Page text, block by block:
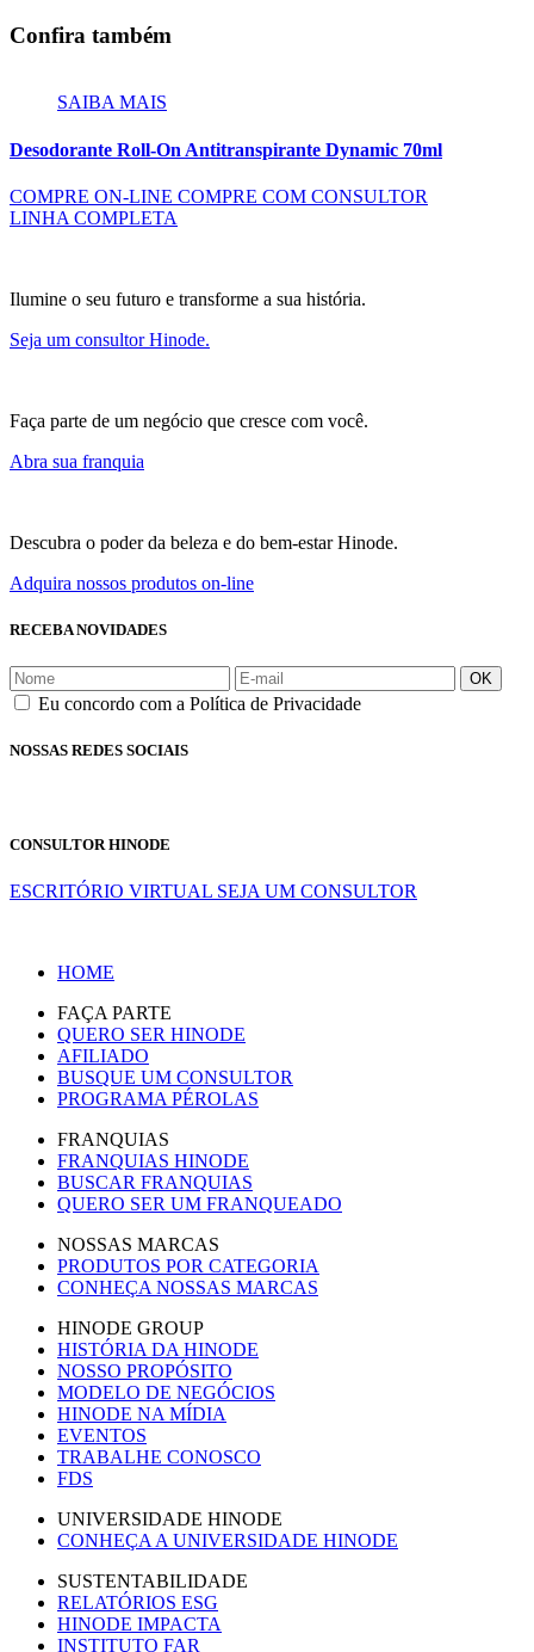
Confira também
SAIBA MAIS
Desodorante Roll-On Antitranspirante Dynamic 70ml
COMPRE ON-LINE COMPRE COM CONSULTOR
LINHA COMPLETA
Ilumine o seu futuro e transforme a sua história.
Seja um consultor Hinode.
Faça parte de um negócio que cresce com você.
Abra sua franquia
Descubra o poder da beleza e do bem-estar Hinode.
Adquira nossos produtos on-line
RECEBA NOVIDADES
OK
Eu concordo com a Política de Privacidade
NOSSAS REDES SOCIAIS
CONSULTOR HINODE
ESCRITÓRIO VIRTUAL SEJA UM CONSULTOR
HOME
FAÇA PARTE
QUERO SER HINODE
AFILIADO
BUSQUE UM CONSULTOR
PROGRAMA PÉROLAS
FRANQUIAS
FRANQUIAS HINODE
BUSCAR FRANQUIAS
QUERO SER UM FRANQUEADO
NOSSAS MARCAS
PRODUTOS POR CATEGORIA
CONHEÇA NOSSAS MARCAS
HINODE GROUP
HISTÓRIA DA HINODE
NOSSO PROPÓSITO
MODELO DE NEGÓCIOS
HINODE NA MÍDIA
EVENTOS
TRABALHE CONOSCO
FDS
UNIVERSIDADE HINODE
CONHEÇA A UNIVERSIDADE HINODE
SUSTENTABILIDADE
RELATÓRIOS ESG
HINODE IMPACTA
INSTITUTO FAR